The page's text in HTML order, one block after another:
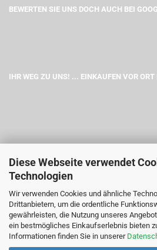
Diese Webseite verwendet
Technologien
Wir verwenden Cookies und ähnliche
Drittanbietern, um die ordentliche
gewährleisten, die Nutzung unseres
ein bestmögliches Einkaufserlebnis bieten
Informationen finden Sie in unserer
BEWERTEN SIE UNS DOCH AUCH BEI
IHR WEG ZU UNS! ... EINKAUFEN VOR